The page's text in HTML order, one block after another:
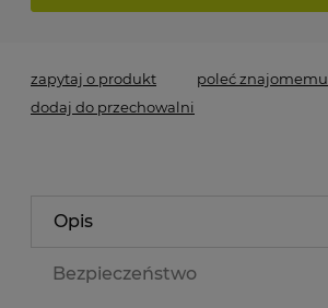
zapytaj o produkt poleć znajomemu
dodaj do przechowalni
Opis
Bezpieczeństwo